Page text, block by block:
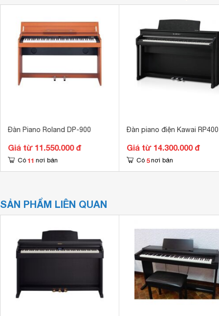
Đàn Piano Roland DP-900
Giá từ 11.550.000 đ
Có 11 nơi bán
Đàn piano điện Kawai RP400
Giá từ 14.300.000 đ
Có 5 nơi bán
SẢN PHẨM LIÊN QUAN